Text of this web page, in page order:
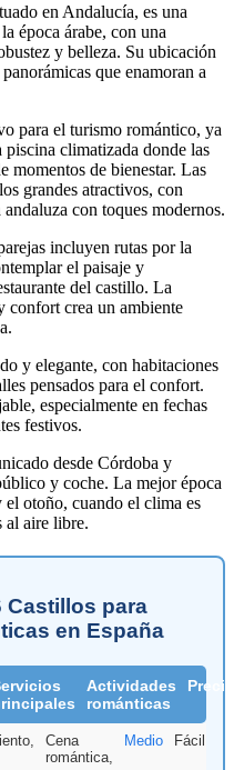
en Andalucía, es una
época árabe, con una
y belleza. Su ubicación
que enamoran a
para el turismo romántico, ya
climatizada donde las
momentos de bienestar. Las
grandes atractivos, con
con toques modernos.
incluyen rutas por la
el paisaje y
del castillo. La
confort crea un ambiente
y elegante, con habitaciones
pensados para el confort.
especialmente en fechas
festivos.
desde Córdoba y
y coche. La mejor época
otoño, cuando el clima es
al aire libre.
Castillos para
en España
Actividades
románticas
Precio
Cena
romántica,
Medio Fácil